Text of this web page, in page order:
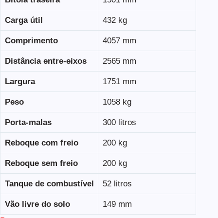
Carga útil 432 kg
Comprimento 4057 mm
Distância entre-eixos 2565 mm
Largura 1751 mm
Peso 1058 kg
Porta-malas 300 litros
Reboque com freio 200 kg
Reboque sem freio 200 kg
Tanque de combustível 52 litros
Vão livre do solo
149 mm